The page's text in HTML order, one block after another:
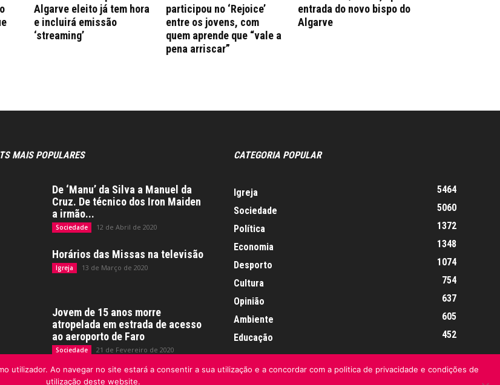
Algarve eleito já tem hora
e incluirá emissão
‘streaming’
participou no ‘Rejoice’
entre os jovens, com
quem aprende que “vale a
pena arriscar”
entrada do novo bispo do
Algarve
MAIS POPULARES
De ‘Manu’ da Silva a Manuel da
Cruz. De técnico dos Iron Maiden
a irmão...
Sociedade 12 de Abril de 2020
Horários das Missas na televisão
Igreja 13 de Março de 2020
Jovem de 15 anos morre
atropelada em estrada de acesso
ao aeroporto de Faro
Sociedade 21 de Fevereiro de 2020
CATEGORIA POPULAR
Igreja
5464
Sociedade
5060
Política
1372
Economia
1348
Desporto
1074
Cultura
754
Opinião
637
Ambiente
605
Educação
452
utilizador. Ao navegar no site estará a consentir a sua utilização e a concordar com a politica de privacidade e condições de
utilização deste website.